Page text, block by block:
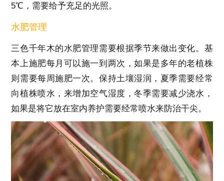
5℃，需要给予充足的光照。
水肥管理
三色千年木的水肥管理需要根据季节来做出变化。基
本上施肥每月可以施一到两次，如果是多年的老植株
则需要每周施肥一次。保持土壤湿润，夏季需要经常
向植株喷水，来增加空气湿度，冬季需要减少浇水，
如果是将它放在室内养护需要经常喷水来防治干尖。